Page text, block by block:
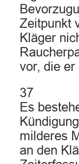
Zeitpunkt
Kläger
vor, die er
37
Es
milderes
an den